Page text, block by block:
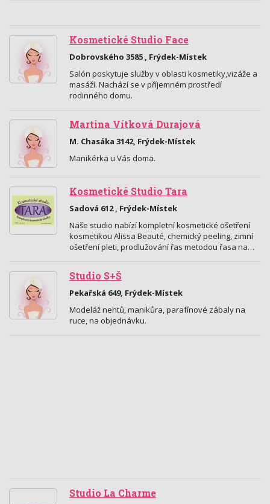
Kosmetické Studio Face
Dobrovského 3585 , Frýdek-Místek
Salón poskytuje služby v oblasti kosmetiky,vizáže a
masáží. Nachází se v příjemném prostředí
rodinného domu.
Martina Vítková Durajová
M. Chasáka 3142, Frýdek-Místek
Manikérka u Vás doma.
Kosmetické Studio Tara
Sadová 612 , Frýdek-Místek
Naše studio nabízí kompletní kosmetické ošetření
kosmetikou Alissa Beauté, chemický peeling, zimní
ošetření pleti, prodlužování řas metodou řasa na…
Studio S+Š
Pekařská 649, Frýdek-Místek
Modeláž nehtů, manikůra, parafínové zábaly na
ruce, na objednávku.
Studio La Charme